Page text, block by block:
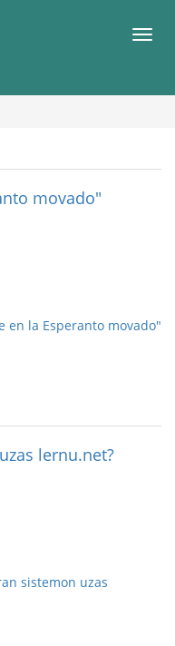
movado"
en la Esperanto movado"
lernu.net?
sistemon uzas